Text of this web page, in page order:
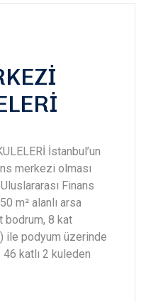
İstanbul’un
merkezi olması
Finans
m² alanlı arsa
bodrum, 8 kat
ile podyum üzerinde
katlı 2 kuleden